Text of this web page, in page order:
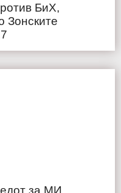
БиХ,
Зонските
за МИ